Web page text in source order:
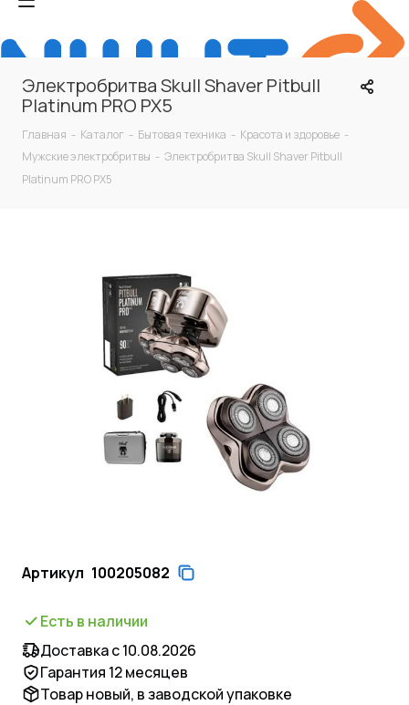
Электробритва Skull Shaver Pitbull
Platinum PRO PX5
Главная - Каталог - Бытовая техника - Красота и здоровье -
Мужские электробритвы - Электробритва Skull Shaver Pitbull
Platinum PRO PX5
Артикул 100205082
Есть в наличии
Доставка с 10.08.2026
Гарантия 12 месяцев
Товар новый, в заводской упаковке